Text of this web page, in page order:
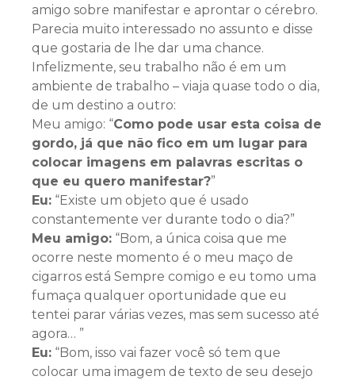
amigo sobre manifestar e aprontar o cérebro.
Parecia muito interessado no assunto e disse
que gostaria de lhe dar uma chance.
Infelizmente, seu trabalho não é em um
ambiente de trabalho – viaja quase todo o dia,
de um destino a outro:
Meu amigo: “Como pode usar esta coisa de
gordo, já que não fico em um lugar para
colocar imagens em palavras escritas o
que eu quero manifestar?”
Eu: “Existe um objeto que é usado
constantemente ver durante todo o dia?”
Meu amigo: “Bom, a única coisa que me
ocorre neste momento é o meu maço de
cigarros está Sempre comigo e eu tomo uma
fumaça qualquer oportunidade que eu
tentei parar várias vezes, mas sem sucesso até
agora… ”
Eu: “Bom, isso vai fazer você só tem que
colocar uma imagem de texto de seu desejo